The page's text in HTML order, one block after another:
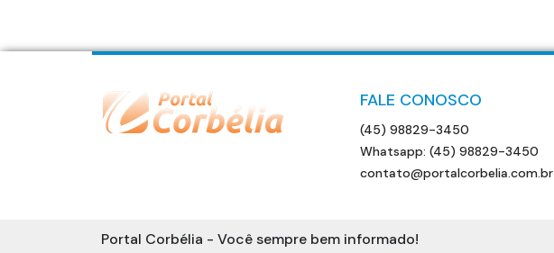
FALE CONOSCO
(45) 98829-3450
Whatsapp: (45) 98829-3450
contato@portalcorbelia.com.br
Portal Corbélia - Você sempre bem informado!